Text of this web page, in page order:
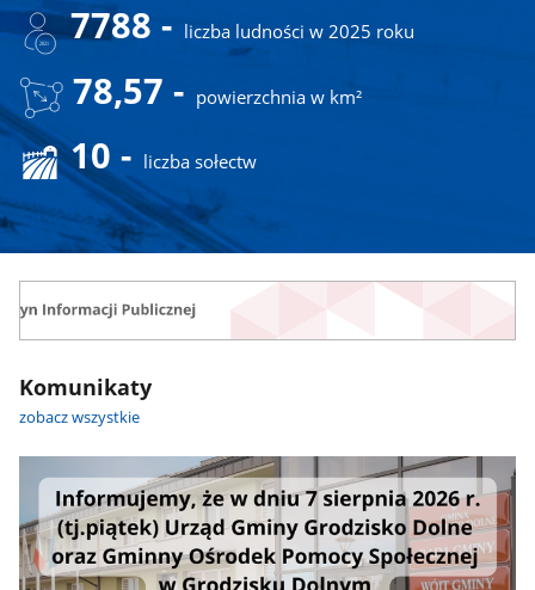
7788 - liczba ludności w 2025 roku
78,57 - powierzchnia w km²
10 - liczba sołectw
Komunikaty
zobacz wszystkie